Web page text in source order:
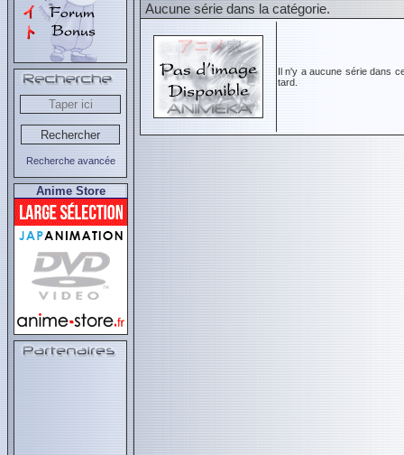
Recherche avancée
Anime Store
Aucune série dans la catégorie.
Il n'y a aucune série dans
tard.